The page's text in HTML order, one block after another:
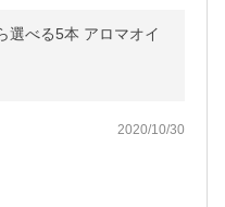
選べる5本 アロマオイ
2020/10/30